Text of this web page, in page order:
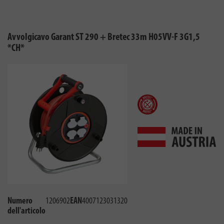
Avvolgicavo Garant ST 290 + Bretec 33m H05VV-F 3G1,5
*CH*
Numero
dell'articolo
1206902EAN4007123031320